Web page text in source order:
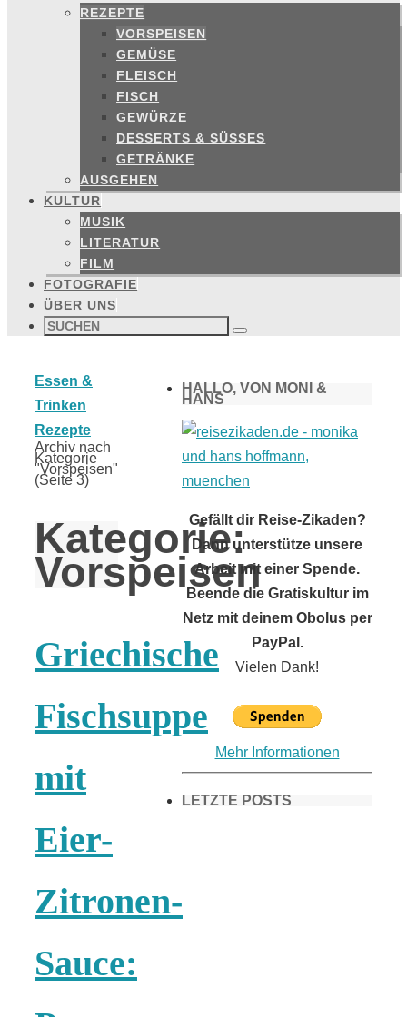
REZEPTE
VORSPEISEN
GEMÜSE
FLEISCH
FISCH
GEWÜRZE
DESSERTS & SÜSSES
GETRÄNKE
AUSGEHEN
KULTUR
MUSIK
LITERATUR
FILM
FOTOGRAFIE
ÜBER UNS
Suchen
nach: Suchen
Start
Essen &
Trinken
Rezepte
Archiv nach
Kategorie
"Vorspeisen"
(Seite 3)
Kategorie:
Vorspeisen
Griechische
Fischsuppe
mit
Eier-
Zitronen-
Sauce:
HALLO, VON MONI &
HANS
Gefällt dir Reise-Zikaden?
Dann unterstütze unsere
Arbeit mit einer Spende.
Beende die Gratiskultur im
Netz mit deinem Obolus per
PayPal.
Vielen Dank!
Mehr Informationen
LETZTE POSTS